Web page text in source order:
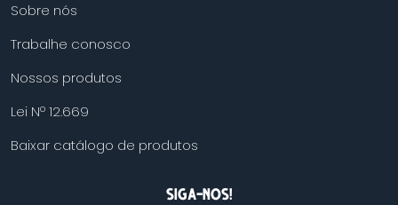
Sobre nós
Trabalhe conosco
Nossos produtos
Lei Nº 12.669
Baixar catálogo de produtos
SIGA-NOS!